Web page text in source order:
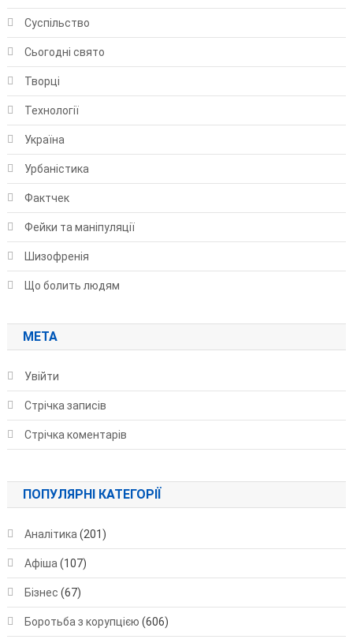
Суспільство
Сьогодні свято
Творці
Технології
Україна
Урбаністика
Фактчек
Фейки та маніпуляції
Шизофренія
Що болить людям
МЕТА
Увійти
Стрічка записів
Стрічка коментарів
ПОПУЛЯРНІ КАТЕГОРІЇ
Аналітика (201)
Афіша (107)
Бізнес (67)
Боротьба з корупцією (606)